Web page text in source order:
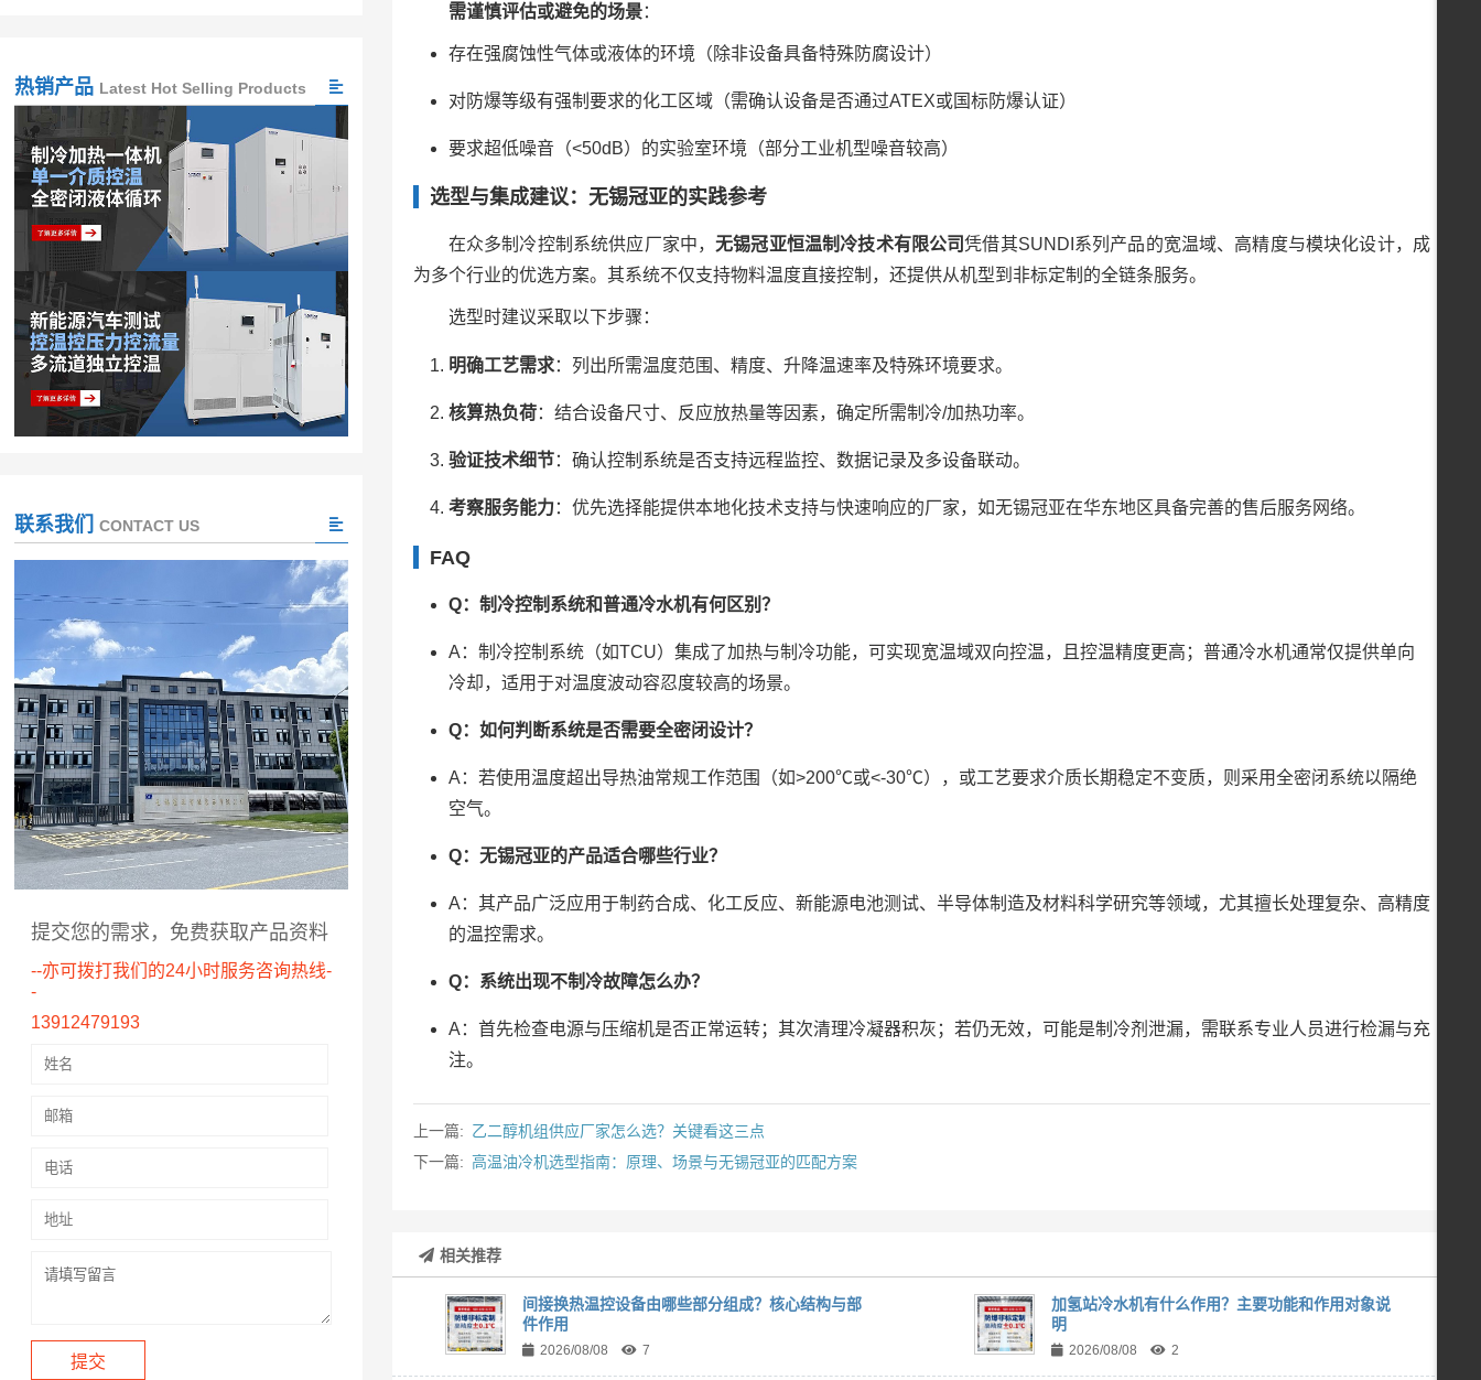
需谨慎评估或避免的场景：
存在强腐蚀性气体或液体的环境（除非设备具备特殊防腐设计）
对防爆等级有强制要求的化工区域（需确认设备是否通过ATEX或国标防爆认证）
要求超低噪音（<50dB）的实验室环境（部分工业机型噪音较高）
选型与集成建议：无锡冠亚的实践参考
在众多制冷控制系统供应厂家中，无锡冠亚恒温制冷技术有限公司凭借其SUNDI系列产品的宽温域、高精度与模块化设计，成
为多个行业的优选方案。其系统不仅支持物料温度直接控制，还提供从机型到非标定制的全链条服务。
选型时建议采取以下步骤：
明确工艺需求：列出所需温度范围、精度、升降温速率及特殊环境要求。
核算热负荷：结合设备尺寸、反应放热量等因素，确定所需制冷/加热功率。
验证技术细节：确认控制系统是否支持远程监控、数据记录及多设备联动。
考察服务能力：优先选择能提供本地化技术支持与快速响应的厂家，如无锡冠亚在华东地区具备完善的售后服务网络。
FAQ
Q：制冷控制系统和普通冷水机有何区别？
A：制冷控制系统（如TCU）集成了加热与制冷功能，可实现宽温域双向控温，且控温精度更高；普通冷水机通常仅提供单向
冷却，适用于对温度波动容忍度较高的场景。
Q：如何判断系统是否需要全密闭设计？
A：若使用温度超出导热油常规工作范围（如>200℃或<-30℃），或工艺要求介质长期稳定不变质，则采用全密闭系统以隔绝
空气。
Q：无锡冠亚的产品适合哪些行业？
A：其产品广泛应用于制药合成、化工反应、新能源电池测试、半导体制造及材料科学研究等领域，尤其擅长处理复杂、高精度
的温控需求。
Q：系统出现不制冷故障怎么办？
A：首先检查电源与压缩机是否正常运转；其次清理冷凝器积灰；若仍无效，可能是制冷剂泄漏，需联系专业人员进行检漏与充
注。
上一篇: 乙二醇机组供应厂家怎么选？关键看这三点
下一篇: 高温油冷机选型指南：原理、场景与无锡冠亚的匹配方案
相关推荐
间接换热温控设备由哪些部分组成？核心结构与部
件作用
2026/08/08 7
加氢站冷水机有什么作用？主要功能和作用对象说
明
2026/08/08 2
热销产品 Latest Hot Selling Products
联系我们 CONTACT US
提交您的需求，免费获取产品资料
--亦可拨打我们的24小时服务咨询热线-
-
13912479193